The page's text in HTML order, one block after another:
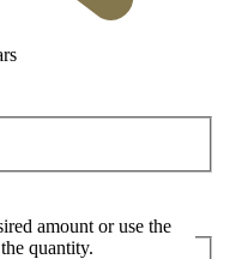
amount or use the
quantity.